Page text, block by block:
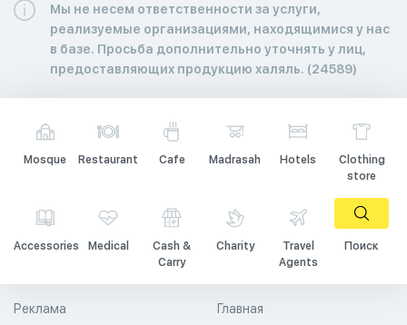
Мы не несем ответственности за услуги,
реализуемые организациями, находящимися у нас
в базе. Просьба дополнительно уточнять у лиц,
предоставляющих продукцию халяль. (24589)
Mosque Restaurant Cafe Madrasah Hotels
Clothing
store
Accessories Medical
Cash &
Carry
Charity
Travel
Agents
Поиск
Главная
Реклама